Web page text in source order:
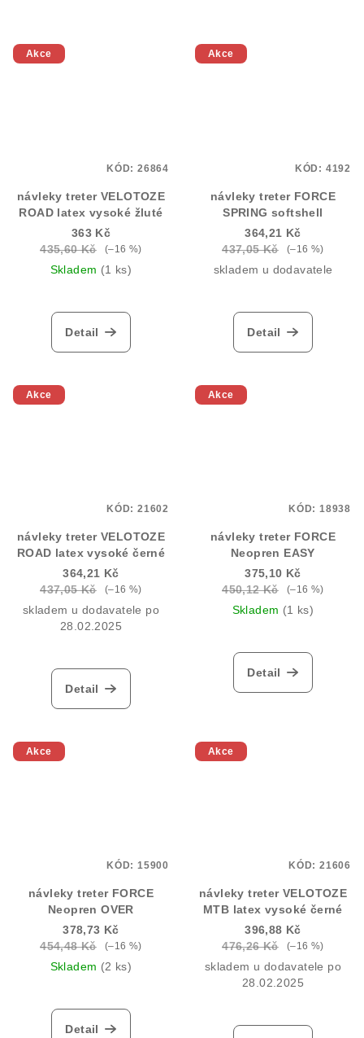
Akce
návleky treter VELOTOZE
ROAD latex vysoké žluté
363 Kč
435,60 Kč
(–16 %)
Skladem (1 ks)
Detail
KÓD: 26864
Akce
návleky treter FORCE
SPRING softshell
364,21 Kč
437,05 Kč
(–16 %)
skladem u dodavatele
Detail
KÓD: 4192
Akce
návleky treter VELOTOZE
ROAD latex vysoké černé
364,21 Kč
437,05 Kč
(–16 %)
skladem u dodavatele po
28.02.2025
Detail
KÓD: 21602
Akce
návleky treter FORCE
Neopren EASY
375,10 Kč
450,12 Kč
(–16 %)
Skladem (1 ks)
Detail
KÓD: 18938
Akce
návleky treter FORCE
Neopren OVER
378,73 Kč
454,48 Kč
(–16 %)
Skladem (2 ks)
Detail
KÓD: 15900
Akce
návleky treter VELOTOZE
MTB latex vysoké černé
396,88 Kč
476,26 Kč
(–16 %)
skladem u dodavatele po
28.02.2025
KÓD: 21606